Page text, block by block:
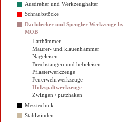
Ausdreher und Werkzeughalter
Schraubstöcke
Dachdecker und Spengler Werkzeuge by
MOB
Latthämmer
Maurer- und klauenhämmer
Nageleisen
Brechstangen und hebeleisen
Pflasterwerkzeuge
Feuerwehrwerkzeuge
Holzspaltwerkzeuge
Zwingen / putzhaken
Messtechnik
Stahlwinden